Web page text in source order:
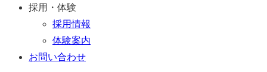
採用・体験
採用情報
体験案内
お問い合わせ